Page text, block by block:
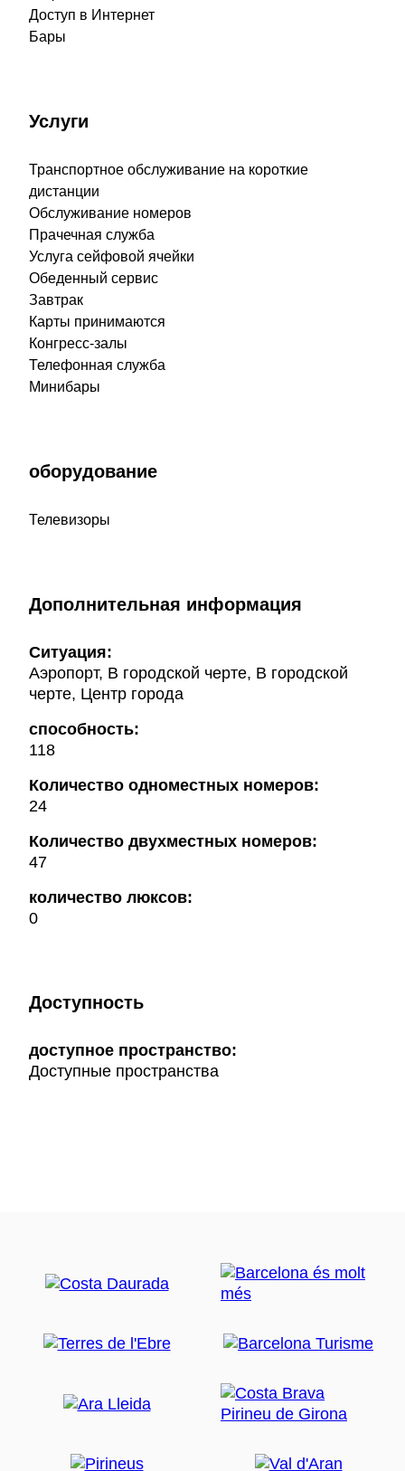
Доступ в Интернет
Бары
Услуги
Транспортное обслуживание на короткие
дистанции
Обслуживание номеров
Прачечная служба
Услуга сейфовой ячейки
Обеденный сервис
Завтрак
Карты принимаются
Конгресс-залы
Телефонная служба
Минибары
оборудование
Телевизоры
Дополнительная информация
Ситуация:
Аэропорт, В городской черте, В городской
черте, Центр города
способность:
118
Количество одноместных номеров:
24
Количество двухместных номеров:
47
количество люксов:
0
Доступность
доступное пространство:
Доступные пространства